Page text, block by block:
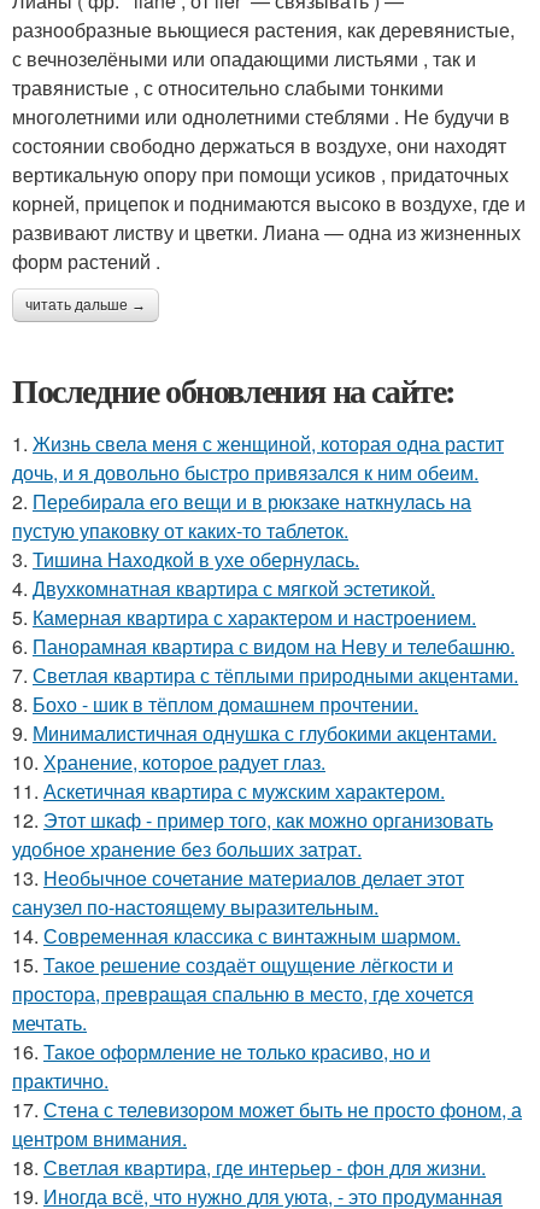
разнообразные вьющиеся растения, как деревянистые,
с вечнозелёными или опадающими листьями , так и
травянистые , с относительно слабыми тонкими
многолетними или однолетними стеблями . Не будучи в
состоянии свободно держаться в воздухе, они находят
вертикальную опору при помощи усиков , придаточных
корней, прицепок и поднимаются высоко в воздухе, где и
развивают листву и цветки. Лиана — одна из жизненных
форм растений .
читать дальше →
Последние обновления на сайте:
1. Жизнь свела меня с женщиной, которая одна растит
дочь, и я довольно быстро привязался к ним обеим.
2. Перебирала его вещи и в рюкзаке наткнулась на
пустую упаковку от каких-то таблеток.
3. Тишина Находкой в ухе обернулась.
4. Двухкомнатная квартира с мягкой эстетикой.
5. Камерная квартира с характером и настроением.
6. Панорамная квартира с видом на Неву и телебашню.
7. Светлая квартира с тёплыми природными акцентами.
8. Бохо - шик в тёплом домашнем прочтении.
9. Минималистичная однушка с глубокими акцентами.
10. Хранение, которое радует глаз.
11. Аскетичная квартира с мужским характером.
12. Этот шкаф - пример того, как можно организовать
удобное хранение без больших затрат.
13. Необычное сочетание материалов делает этот
санузел по-настоящему выразительным.
14. Современная классика с винтажным шармом.
15. Такое решение создаёт ощущение лёгкости и
простора, превращая спальню в место, где хочется
мечтать.
16. Такое оформление не только красиво, но и
практично.
17. Стена с телевизором может быть не просто фоном, а
центром внимания.
18. Светлая квартира, где интерьер - фон для жизни.
19. Иногда всё, что нужно для уюта, - это продуманная